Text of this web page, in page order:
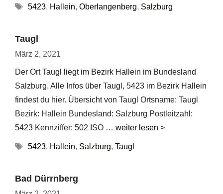
Schlagwörter
5423, Hallein, Oberlangenberg, Salzburg
Taugl
März 2, 2021
Der Ort Taugl liegt im Bezirk Hallein im Bundesland
Salzburg. Alle Infos über Taugl, 5423 im Bezirk Hallein
findest du hier. Übersicht von Taugl Ortsname: Taugl
Bezirk: Hallein Bundesland: Salzburg Postleitzahl:
5423 Kennziffer: 502 ISO … weiter lesen >
Schlagwörter
5423, Hallein, Salzburg, Taugl
Bad Dürrnberg